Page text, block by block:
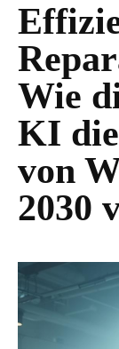
Wie
KI
von
2030